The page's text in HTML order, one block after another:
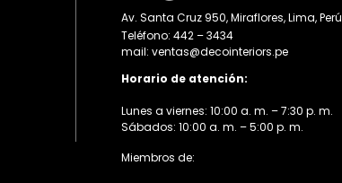
Av. Santa Cruz 950, Miraflores, Lima, Perú
Teléfono: 442 – 3434
mail: ventas@decointeriors.pe
Horario de atención:
Lunes a viernes: 10:00 a. m. – 7:30 p. m.
Sábados: 10:00 a. m. – 5:00 p. m.
Miembros de: